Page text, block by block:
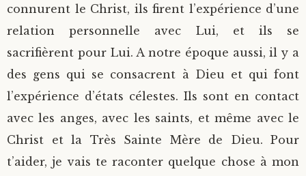
connurent le Christ, ils firent l’expérience d’une
relation personnelle avec Lui, et ils se
sacrifièrent pour Lui. A notre époque aussi, il y a
des gens qui se consacrent à Dieu et qui font
l’expérience d’états célestes. Ils sont en contact
avec les anges, avec les saints, et même avec le
Christ et la Très Sainte Mère de Dieu. Pour
t’aider, je vais te raconter quelque chose à mon